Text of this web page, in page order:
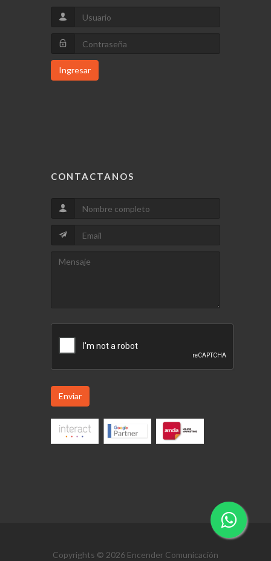
Ingresar
CONTACTANOS
Enviar
Copyrights © 2026 Encender Comunicación